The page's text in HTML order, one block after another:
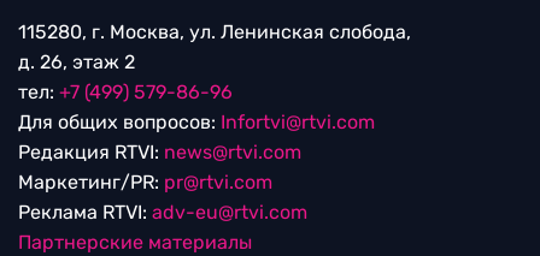
115280, г. Москва, ул. Ленинская слобода,
д. 26, этаж 2
тел: +7 (499) 579-86-96
Для общих вопросов: Infortvi@rtvi.com
Редакция RTVI: news@rtvi.com
Маркетинг/PR: pr@rtvi.com
Реклама RTVI: adv-eu@rtvi.com
Партнерские материалы